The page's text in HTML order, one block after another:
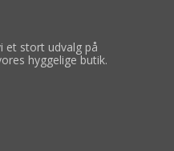
et stort udvalg på
hyggelige butik.